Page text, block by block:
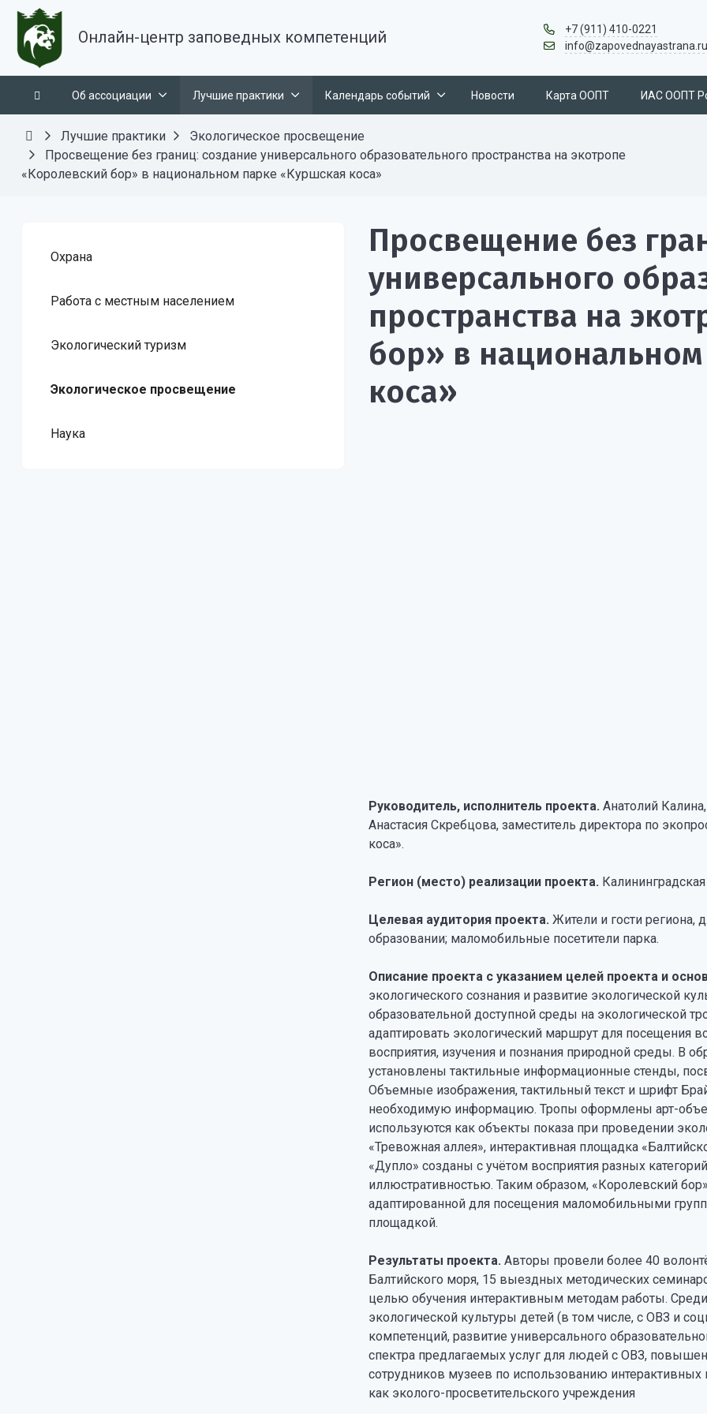
Онлайн-центр заповедных компетенций
+7 (911) 410-0221
info@zapovednayastrana.ru
Об ассоциации Лучшие практики Календарь событий Новости Карта ООПТ ИАС ООПТ
Лучшие практики
Экологическое просвещение
Просвещение без границ: создание универсального образовательного пространства на экотропе
«Королевский бор» в национальном парке «Куршская коса»
Охрана
Работа с местным населением
Экологический туризм
Экологическое просвещение
Наука
Просвещение без
универсального
пространства на
бор» в
коса»
Руководитель, исполнитель проекта. Анатолий
Анастасия Скребцова, заместитель директора по
коса».
Регион (место) реализации проекта. Калининградская
Целевая аудитория проекта. Жители и гости
образовании; маломобильные посетители парка.
Описание проекта с указанием целей проекта и
экологического сознания и развитие экологической
образовательной доступной среды на экологической
адаптировать экологический маршрут для посещения
восприятия, изучения и познания природной среды. В
установлены тактильные информационные стенды,
Объемные изображения, тактильный текст и шрифт
необходимую информацию. Тропы оформлены арт-
используются как объекты показа при проведении
«Тревожная аллея», интерактивная площадка
«Дупло» созданы с учётом восприятия разных
иллюстративностью. Таким образом, «Королевский
адаптированной для посещения маломобильными
площадкой.
Результаты проекта. Авторы провели более 40
Балтийского моря, 15 выездных методических
целью обучения интерактивным методам работы.
экологической культуры детей (в том числе, с ОВЗ и
компетенций, развитие универсального
спектра предлагаемых услуг для людей с ОВЗ,
сотрудников музеев по использованию
как эколого-просветительского учреждения